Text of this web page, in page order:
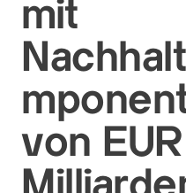
mit
von